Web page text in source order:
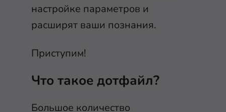
настройке параметров и
расширят ваши познания.
Приступим!
Что такое дотфайл?
Большое количество